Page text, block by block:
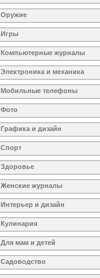
Оружие
Игры
Компьютерные журналы
Электроника и механика
Мобильные телефоны
Фото
Графика и дизайн
Спорт
Здоровье
Женские журналы
Интерьер и дизайн
Кулинария
Для мам и детей
Садоводство